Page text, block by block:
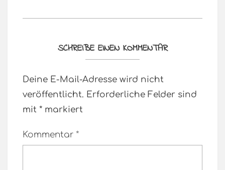
SCHREIBE EINEN KOMMENTAR
Deine E-Mail-Adresse wird nicht
veröffentlicht. Erforderliche Felder sind
mit * markiert
Kommentar *